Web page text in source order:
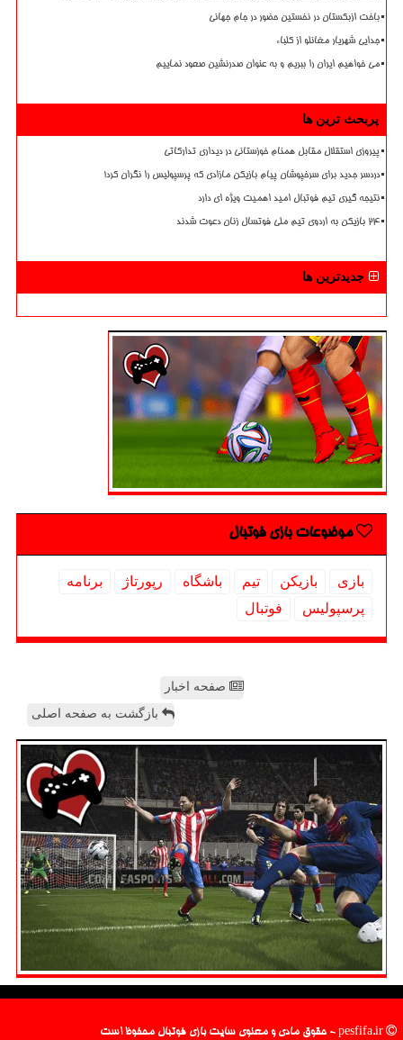
باخت ازبکستان در نخستین حضور در جام جهانی
جدایی شهریار مغانلو از کلباء
می خواهیم ایران را ببریم و به عنوان صدرنشین صعود نماییم
پربحث ترین ها
پیروزی استقلال مقابل همنام خوزستانی در دیداری تدارکاتی
دردسر جدید برای سرخپوشان پیام بازیکن مازادی که پرسپولیس را نگران کرد!
نتیجه گیری تیم فوتبال امید اهمیت ویژه ای دارد
۲۴ بازیکن به اردوی تیم ملی فوتسال زنان دعوت شدند
جدیدترین ها
موضوعات بازی فوتبال
بازی بازیكن تیم باشگاه رپورتاژ
برنامه
پرسپولیس
فوتبال
صفحه اخبار
بازگشت به صفحه اصلی